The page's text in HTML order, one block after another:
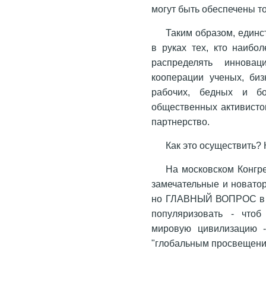
могут быть обеспечены
Таким образом,
в руках тех, кто
распределять
кооперации ученых,
рабочих, бедных и
общественных
партнерство.
Как это
На московском
замечательные и
но ГЛАВНЫЙ ВОПРОС в
популяризовать -
мировую цивилизацию
"глобальным